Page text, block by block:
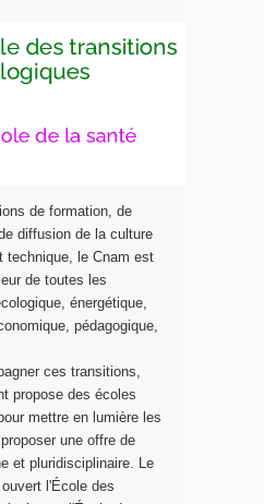
de formation, de
diffusion de la culture
technique, le Cnam est
de toutes les
énergétique,
pédagogique,
ces transitions,
propose des écoles
mettre en lumière les
une offre de
et pluridisciplinaire. Le
l'École des